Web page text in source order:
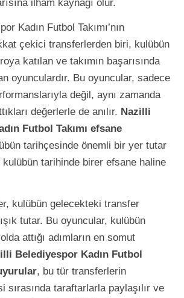
ilham kaynağı olur.
Kadın Futbol Takımı’nın
çekici transferlerden biri, kulübün
katılan ve takımın başarısında
oyunculardır. Bu oyuncular, sadece
değil, aynı zamanda
değerlerle de anılır. Nazilli
Futbol Takımı efsane
tarihçesinde önemli bir yer tutar
tarihinde birer efsane haline
kulübün gelecekteki transfer
tutar. Bu oyuncular, kulübün
attığı adımların en somut
Belediyespor Kadın Futbol
, bu tür transferlerin
sırasında taraftarlarla paylaşılır ve